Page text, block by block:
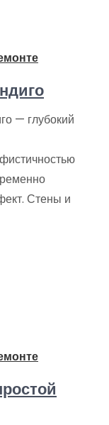
— глубокий
Стены и